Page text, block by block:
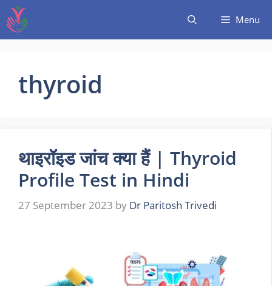
Menu
thyroid
थाइरॉइड जांच क्या हैं | Thyroid
Profile Test in Hindi
27 September 2023 by Dr Paritosh Trivedi